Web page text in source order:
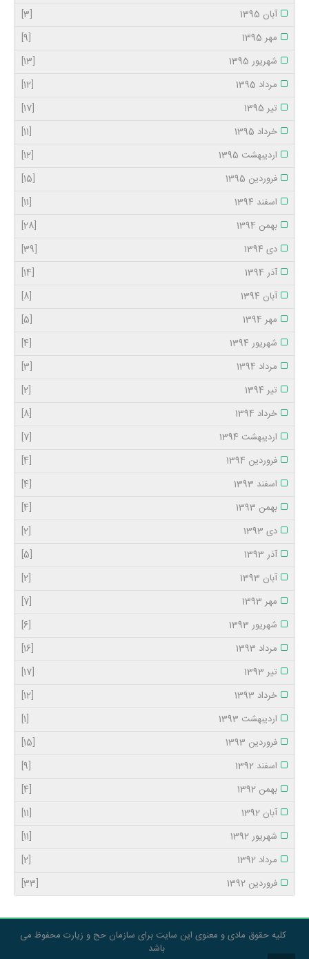
آبان 1395
[3]
مهر 1395
[9]
شهریور 1395
[13]
مرداد 1395
[12]
تیر 1395
[17]
خرداد 1395
[11]
اردیبهشت 1395
[12]
فروردین 1395
[15]
اسفند 1394
[11]
بهمن 1394
[28]
دی 1394
[39]
آذر 1394
[14]
آبان 1394
[8]
مهر 1394
[5]
شهریور 1394
[4]
مرداد 1394
[3]
تیر 1394
[2]
خرداد 1394
[8]
اردیبهشت 1394
[7]
فروردین 1394
[4]
اسفند 1393
[4]
بهمن 1393
[4]
دی 1393
[2]
آذر 1393
[5]
آبان 1393
[2]
مهر 1393
[7]
شهریور 1393
[6]
مرداد 1393
[16]
تیر 1393
[17]
خرداد 1393
[12]
اردیبهشت 1393
[1]
فروردین 1393
[15]
اسفند 1392
[9]
بهمن 1392
[4]
آبان 1392
[11]
شهریور 1392
[11]
مرداد 1392
[2]
فروردین 1392
[33]
کلیه حقوق مادی و معنوی این سایت برای سازمان حج و زیارت محفوظ می
باشد